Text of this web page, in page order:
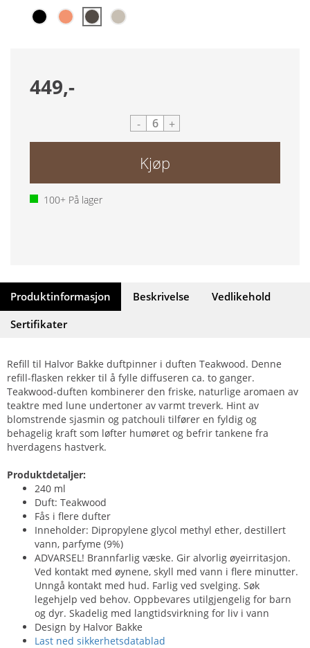
449,-
- +
Kjøp
100+ På lager
Produktinformasjon Beskrivelse
Vedlikehold
Sertifikater
Refill til Halvor Bakke duftpinner i duften Teakwood. Denne
refill-flasken rekker til å fylle diffuseren ca. to ganger.
Teakwood-duften kombinerer den friske, naturlige aromaen av
teaktre med lune undertoner av varmt treverk. Hint av
blomstrende sjasmin og patchouli tilfører en fyldig og
behagelig kraft som løfter humøret og befrir tankene fra
hverdagens hastverk.
Produktdetaljer:
240 ml
Duft: Teakwood
Fås i flere dufter
Inneholder: Dipropylene glycol methyl ether, destillert
vann, parfyme (9%)
ADVARSEL! Brannfarlig væske. Gir alvorlig øyeirritasjon.
Ved kontakt med øynene, skyll med vann i flere minutter.
Unngå kontakt med hud. Farlig ved svelging. Søk
legehjelp ved behov. Oppbevares utilgjengelig for barn
og dyr. Skadelig med langtidsvirkning for liv i vann
Design by Halvor Bakke
Last ned sikkerhetsdatablad